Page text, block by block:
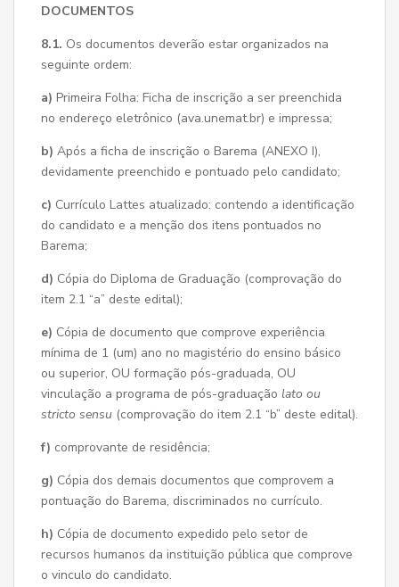
DOCUMENTOS
8.1. Os documentos deverão estar organizados na
seguinte ordem:
a) Primeira Folha: Ficha de inscrição a ser preenchida
no endereço eletrônico (ava.unemat.br) e impressa;
b) Após a ficha de inscrição o Barema (ANEXO I),
devidamente preenchido e pontuado pelo candidato;
c) Currículo Lattes atualizado: contendo a identificação
do candidato e a menção dos itens pontuados no
Barema;
d) Cópia do Diploma de Graduação (comprovação do
item 2.1 “a” deste edital);
e) Cópia de documento que comprove experiência
mínima de 1 (um) ano no magistério do ensino básico
ou superior, OU formação pós-graduada, OU
vinculação a programa de pós-graduação lato ou
stricto sensu (comprovação do item 2.1 “b” deste edital).
f) comprovante de residência;
g) Cópia dos demais documentos que comprovem a
pontuação do Barema, discriminados no currículo.
h) Cópia de documento expedido pelo setor de
recursos humanos da instituição pública que comprove
o vinculo do candidato.